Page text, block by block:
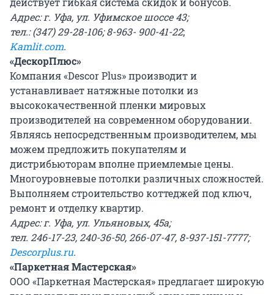
Адрес: г. Уфа, ул. Уфимское шоссе 43;
тел.: (347) 29-28-106; 8-963- 900-41-22;
Kamlit.com.
«ДескорПлюс»
Компания «Descor Plus» производит и
устанавливает натяжные потолки из
высококачественной пленки мировых
производителей на современном оборудовании.
Являясь непосредственным производителем, мы
можем предложить покупателям и
дистрибьюторам вполне приемлемые цены.
Многоуровневые потолки различных сложностей.
Выполняем строительство коттеджей под ключ,
ремонт и отделку квартир.
Адрес: г. Уфа, ул. Ульяновых, 45а;
тел. 246-17-23, 240-36-50, 266-07-47, 8-937-151-7777;
Descorplus.ru.
«Паркетная Мастерская»
ООО «Паркетная Мастерская» предлагает широкую